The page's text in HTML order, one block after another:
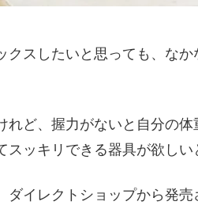
クスしたいと思っても、な
れど、握力がないと自分の
ッキリできる器具が欲しい
ダイレクトショップから発